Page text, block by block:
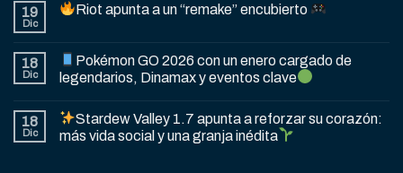
19
Dic
Riot apunta a un “remake” encubierto
18
Dic
Pokémon GO 2026 con un enero cargado de
legendarios, Dinamax y eventos clave
18
Dic
Stardew Valley 1.7 apunta a reforzar su corazón:
más vida social y una granja inédita